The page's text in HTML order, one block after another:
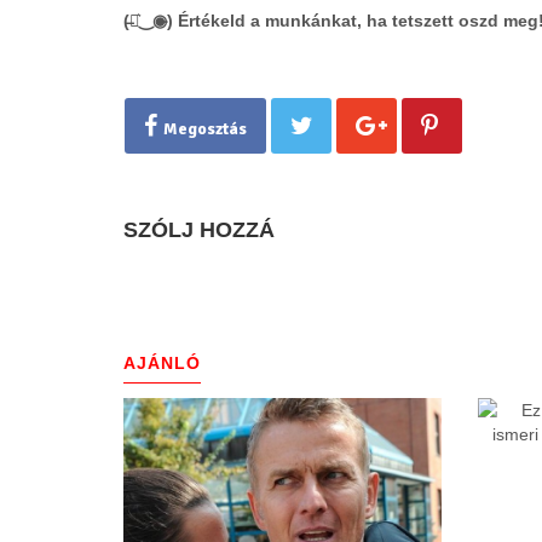
(̶◉͛‿◉̶) Értékeld a munkánkat, ha tetszett oszd
Megosztás
SZÓLJ HOZZÁ
AJÁNLÓ